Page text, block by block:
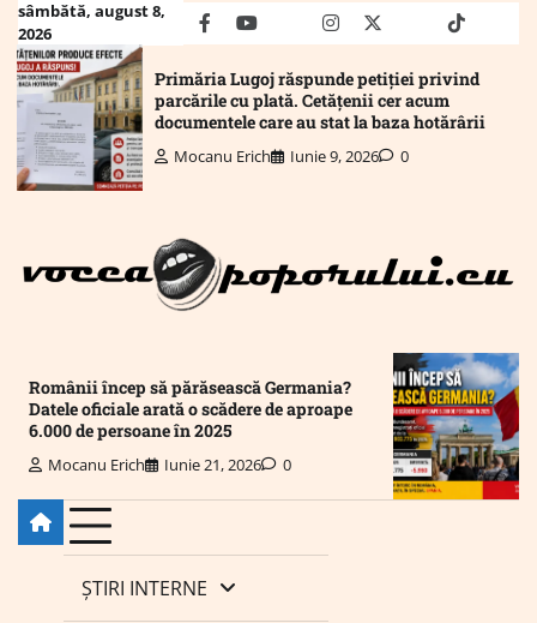
Skip
content
sâmbătă, august 8,
2026
facebookyoutubeMailinstagram
twitter truthtiktok
Primăria Lugoj răspunde petiției privind
parcările cu plată. Cetățenii cer acum
documentele care au stat la baza hotărârii
Mocanu Erich Iunie 9, 2026 0
Românii încep să părăsească Germania?
Datele oficiale arată o scădere de aproape
6.000 de persoane în 2025
Mocanu Erich Iunie 21, 2026 0
ȘTIRI INTERNE